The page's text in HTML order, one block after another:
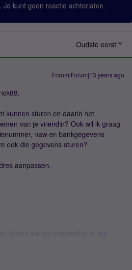
Je kunt geen reactie achterlaten.
Oudste eerst
Forum|Forum|13 years ago
kunnen sturen en daarin het
van je vriendin? Ook wil ik graag
naw en bankgegevens
ook die gegevens sturen?
aanpassen.